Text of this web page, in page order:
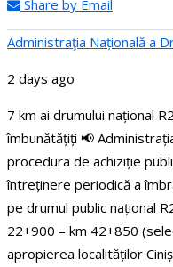
Share by Email
Administraţia Națională a
2 days ago
7 km ai drumului național
îmbunătățiți 📢
procedura de achiziție
întreținere periodică a
pe drumul public național
22+900 – km 42+850
apropierea localităților